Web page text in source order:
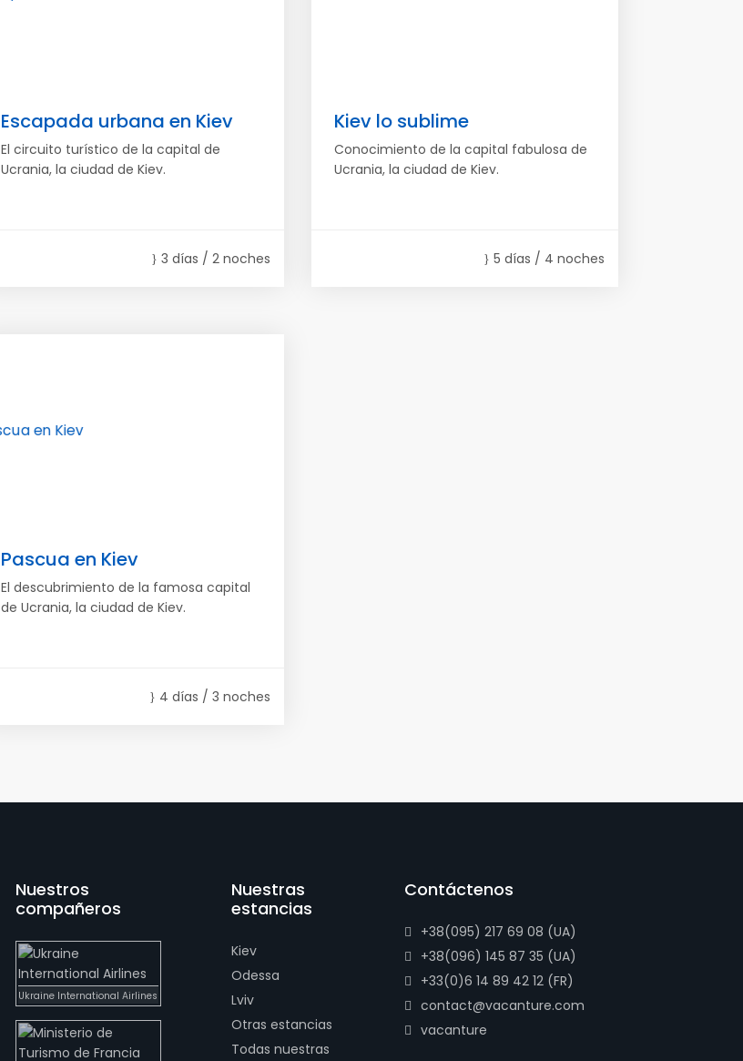
Escapada urbana en Kiev
El circuito turístico de la capital de
Ucrania, la ciudad de Kiev.
3 días / 2 noches
Kiev lo sublime
Conocimiento de la capital fabulosa de
Ucrania, la ciudad de Kiev.
5 días / 4 noches
Pascua en Kiev
El descubrimiento de la famosa capital
de Ucrania, la ciudad de Kiev.
4 días / 3 noches
Nuestros
compañeros
Ukraine International Airlines
Nuestras
estancias
Kiev
Odessa
Lviv
Otras estancias
Todas nuestras
Contáctenos
+38(095) 217 69 08 (UA)
+38(096) 145 87 35 (UA)
+33(0)6 14 89 42 12 (FR)
contact@vacanture.com
vacanture